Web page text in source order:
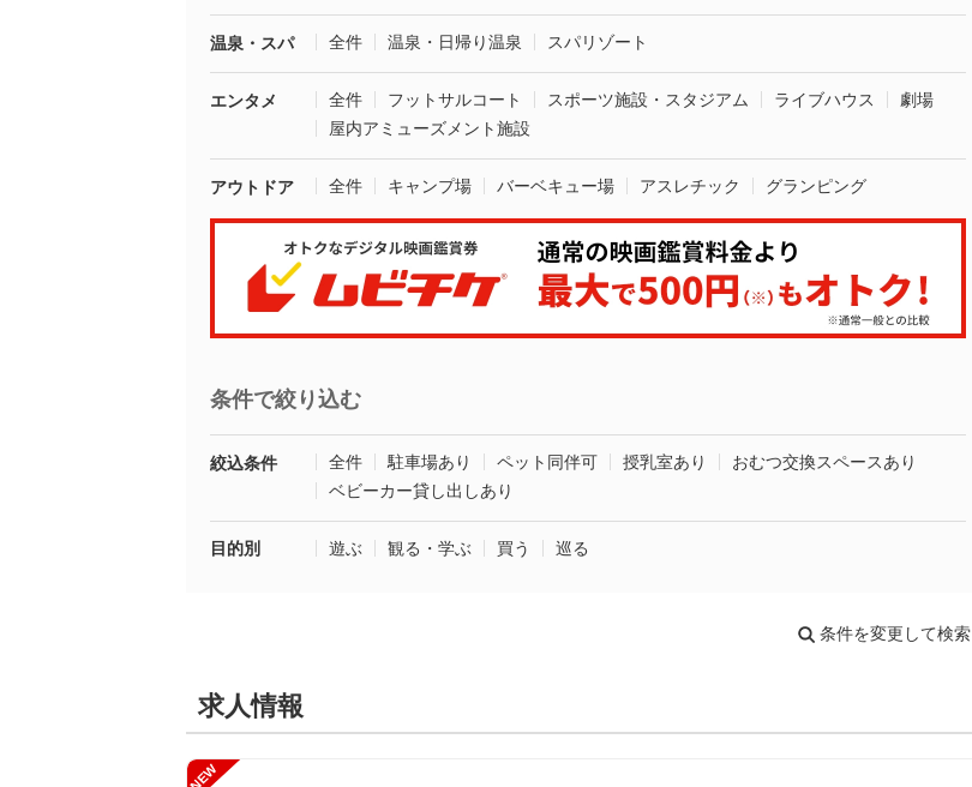
温泉・スパ 全件 温泉・日帰り温泉 スパリゾート
エンタメ 全件 フットサルコート スポーツ施設・スタジアム ライブハウス
劇場
屋内アミューズメント施設
アウトドア 全件 キャンプ場 バーベキュー場 アスレチック グランピング
条件で絞り込む
絞込条件 全件 駐車場あり ペット同伴可 授乳室あり
おむつ交換スペースあり
ベビーカー貸し出しあり
目的別 遊ぶ 観る・学ぶ 買う 巡る
条件を変更して検索
求人情報
NEW